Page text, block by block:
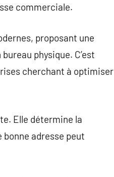
commerciale.
proposant une
physique. C’est
cherchant à optimiser
Elle détermine la
adresse peut